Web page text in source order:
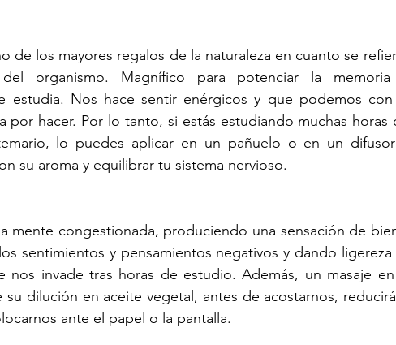
de los mayores regalos de la naturaleza en cuanto se
del organismo. Magnífico para potenciar la
estudia. Nos hace sentir enérgicos y que podemos
por hacer. Por lo tanto, si estás estudiando muchas horas
lo puedes aplicar en un pañuelo o en un
su aroma y equilibrar tu sistema nervioso.
mente congestionada, produciendo una sensación de
sentimientos y pensamientos negativos y dando ligereza
nos invade tras horas de estudio. Además, un masaje
dilución en aceite vegetal, antes de acostarnos,
ante el papel o la pantalla.